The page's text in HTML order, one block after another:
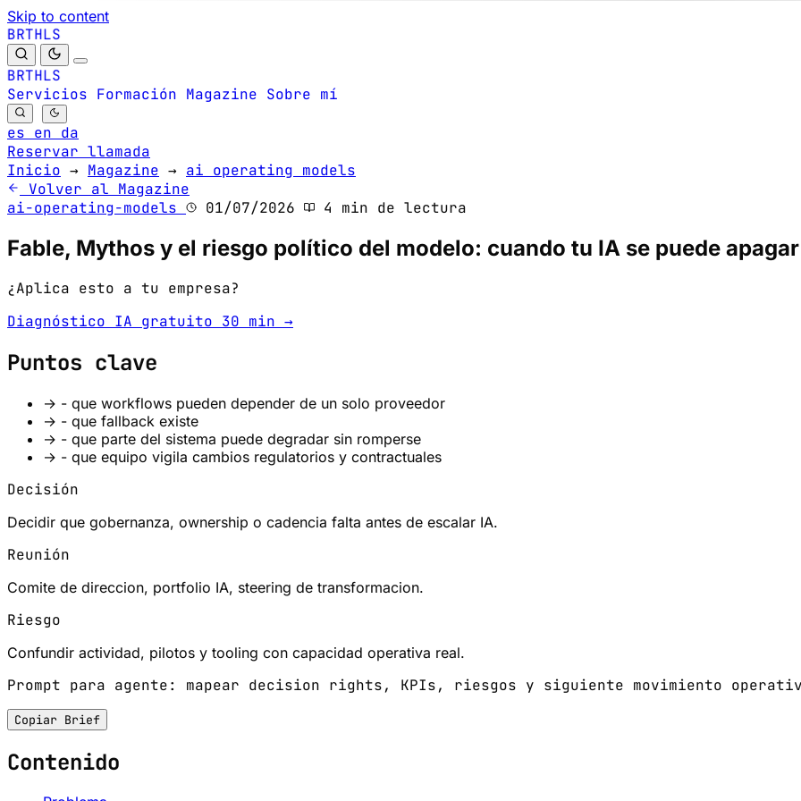
Skip to content
BRTHLS
BRTHLS
Servicios Formación Magazine Sobre mí
es en da
Reservar llamada
Inicio → Magazine → ai operating models
Volver al Magazine
ai-operating-models
01/07/2026 4 min de lectura
Fable, Mythos y el riesgo político del modelo: cuando tu IA se puede
¿Aplica esto a tu empresa?
Diagnóstico IA gratuito 30 min →
Puntos clave
→ - que workflows pueden depender de un solo proveedor
→ - que fallback existe
→ - que parte del sistema puede degradar sin romperse
→ - que equipo vigila cambios regulatorios y contractuales
Decisión
Decidir que gobernanza, ownership o cadencia falta antes de escalar IA.
Reunión
Comite de direccion, portfolio IA, steering de transformacion.
Riesgo
Confundir actividad, pilotos y tooling con capacidad operativa real.
Prompt para agente: mapear decision rights, KPIs, riesgos y siguiente movimiento
Copiar Brief
Contenido